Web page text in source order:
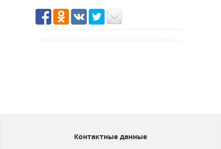
Контактные данные